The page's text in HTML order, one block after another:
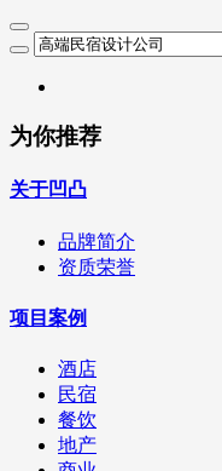
为你推荐
关于凹凸
品牌简介
资质荣誉
项目案例
酒店
民宿
餐饮
地产